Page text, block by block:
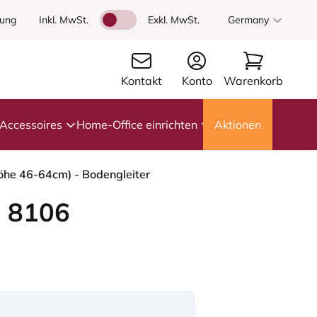
Inkl. MwSt. Exkl. MwSt. Germany
Kontakt Konto Warenkorb
Accessoires Home-Office einrichten Aktionen
46-64cm) - Bodengleiter
8106